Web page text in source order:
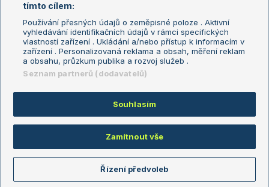
Podmínky užití
Nastavení soukromí
GDPR a žurnalistika
Reklama
Kontakt
Informace o zpracování osobních
údajů
Copyright © 2008-2026 TenisPortal.cz. Využíváme zpravodajství ČTK.
tímto cílem:
Používání přesných údajů o zeměpisné poloze . Aktivní
vyhledávání identifikačních údajů v rámci specifických
vlastností zařízení . Ukládání a/nebo přístup k informacím v
zařízení . Personalizovaná reklama a obsah, měření reklam
a obsahu, průzkum publika a rozvoj služeb .
Seznam partnerů (dodavatelů)
Souhlasím
Zamítnout vše
Řízení předvoleb